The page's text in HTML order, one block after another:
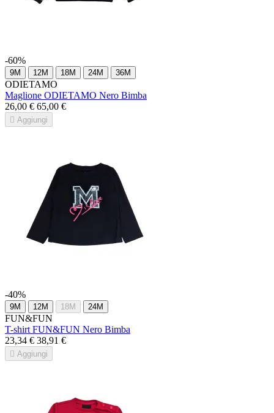
-60%
9M 12M 18M 24M 36M
ODIETAMO
Maglione ODIETAMO Nero Bimba
26,00 € 65,00 €
 Aggiungi
-40%
9M 12M 18M 24M
FUN&FUN
T-shirt FUN&FUN Nero Bimba
23,34 € 38,91 €
 Aggiungi